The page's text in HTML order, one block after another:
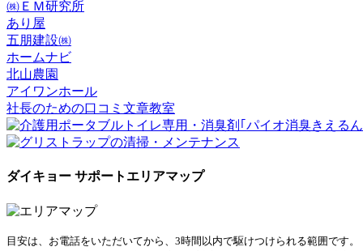
㈱ＥＭ研究所
あり屋
五朋建設㈱
ホームナビ
北山農園
アイワンホール
社長のための口コミ文章教室
ダイキョー サポートエリアマップ
目安は、お電話をいただいてから、3時間以内で駆けつけられる範囲です。